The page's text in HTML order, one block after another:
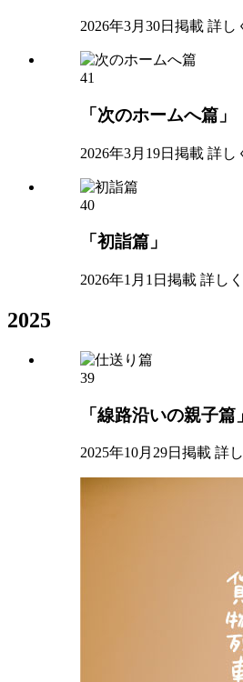
2026年3月30日掲載 詳し
41
「次のホームへ篇」
2026年3月19日掲載 詳し
40
「初詣篇」
2026年1月1日掲載 詳し
2025
39
「線路沿いの親子篇」
2025年10月29日掲載 詳